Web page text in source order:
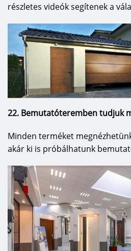
részletes videók segítenek a
22. Bemutatóteremben tudjuk
Minden terméket
akár ki is próbálhatunk